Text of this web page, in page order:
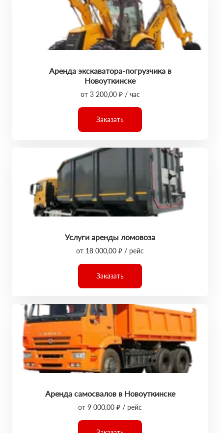
Аренда экскаватора-погрузчика в
Новоуткинске
от 3 200,00 ₽ / час
Заказать
Услуги аренды ломовоза
от 18 000,00 ₽ / рейс
Заказать
Аренда самосвалов в Новоуткинске
от 9 000,00 ₽ / рейс